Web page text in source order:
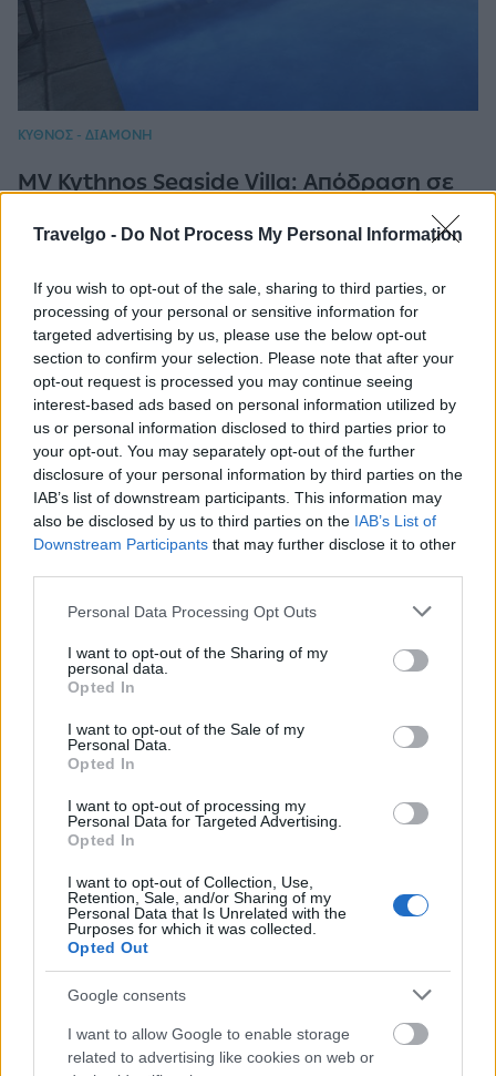
Travelgo - Do Not Process My Personal Information
If you wish to opt-out of the sale, sharing to third parties, or
processing of your personal or sensitive information for
targeted advertising by us, please use the below opt-out
section to confirm your selection. Please note that after your
opt-out request is processed you may continue seeing
interest-based ads based on personal information utilized by
us or personal information disclosed to third parties prior to
your opt-out. You may separately opt-out of the further
disclosure of your personal information by third parties on the
IAB’s list of downstream participants. This information may
also be disclosed by us to third parties on the IAB’s List of
Downstream Participants that may further disclose it to other
Please note that this website/app uses one or more Google
not limited to your visit or usage behaviour. You may click to
grant or deny consent to Google and its third-party tags to
use your data for below specified purposes in below Google
consent section.
Personal Data Processing Opt Outs
I want to opt-out of the Sharing of my
personal data.
Opted In
I want to opt-out of the Sale of my
Personal Data.
Opted In
I want to opt-out of processing my
Personal Data for Targeted Advertising.
Opted In
I want to opt-out of Collection, Use,
Retention, Sale, and/or Sharing of my
Personal Data that Is Unrelated with the
Purposes for which it was collected.
Opted Out
Google consents
I want to allow Google to enable storage
related to advertising like cookies on web or
ΚΥΘΝΟΣ - ΔΙΑΜΟΝΗ
MV Kythnos Seaside Villa: Απόδραση σε
ανάσα
ΚΥΘΝΟΣ - ΔΙΑΜΟΝΗ
Verros Hut: Η φιλοξενία συναντά το
γαλάζιο του Αιγαίου στην Κύθνο